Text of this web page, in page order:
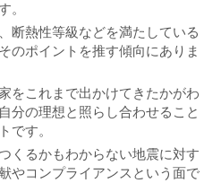
。
断熱性等級などを満たしている
のポイントを推す傾向にありま
をこれまで出かけてきたかがわ
分の理想と照らし合わせること
です。
くるかもわからない地震に対す
やコンプライアンスという面で